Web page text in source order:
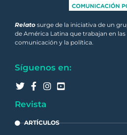
Relato surge de la iniciativa de un
de América Latina que trabajan en las
comunicación y la política.
Síguenos en:
Revista
ARTÍCULOS